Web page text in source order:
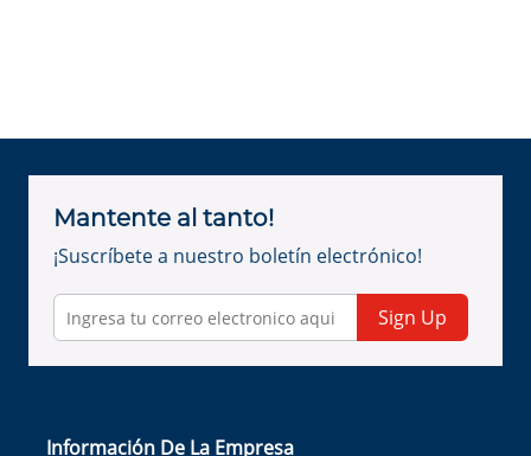
Mantente al tanto!
¡Suscríbete a nuestro boletín electrónico!
Sign Up
Información De La Empresa